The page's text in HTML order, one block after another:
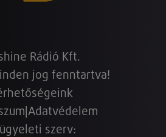
Rádió Kft.
jog fenntartva!
Adatvédelem
szerv: